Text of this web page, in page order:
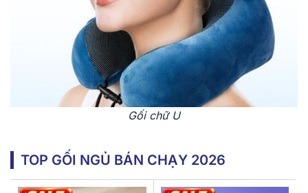
Gối chữ U
TOP GỐI NGỦ BÁN CHẠY 2026